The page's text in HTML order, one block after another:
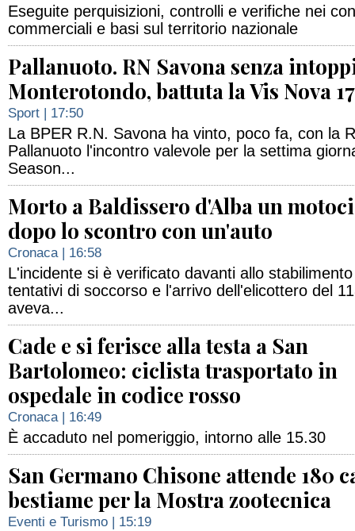
Eseguite perquisizioni, controlli e verifiche nei
commerciali e basi sul territorio nazionale
Pallanuoto. RN Savona senza
Monterotondo, battuta la Vis Nova
Sport | 17:50
La BPER R.N. Savona ha vinto, poco fa, con la
Pallanuoto l'incontro valevole per la settima
Season...
Morto a Baldissero d'Alba un
dopo lo scontro con un'auto
Cronaca| 16:58
L'incidente si è verificato davanti allo
tentativi di soccorso e l'arrivo dell'elicottero del
aveva...
Cade e si ferisce alla testa a San
Bartolomeo: ciclista trasportato in
ospedale in codice rosso
Cronaca| 16:49
È accaduto nel pomeriggio, intorno alle 15.30
San Germano Chisone attende 180
bestiame per la Mostra zootecnica
Eventi e Turismo | 15:19